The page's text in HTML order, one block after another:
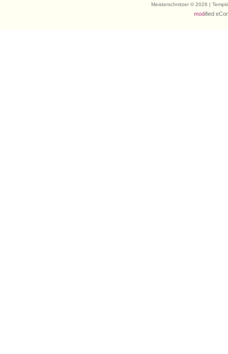
Meisterschnitzer © 2026 |
modified